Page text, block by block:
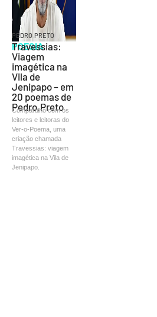
PEDRO.PRETO
POESIA
Travessias:
Viagem
imagética na
Vila de
Jenipapo – em
20 poemas de
Pedro.Preto
Compartilho com os
leitores e leitoras do
Ver-o-Poema, uma
criação chamada
Travessias: viagem
imagética na Vila de
Jenipapo.